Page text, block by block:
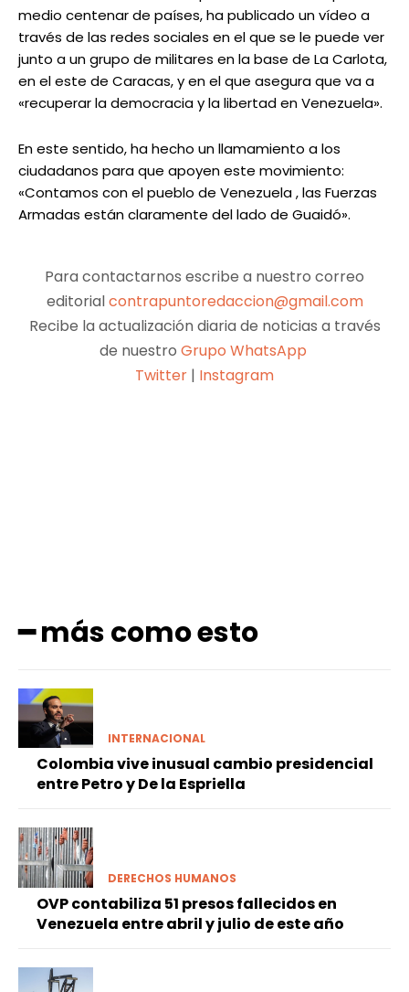
medio centenar de países, ha publicado un vídeo a
través de las redes sociales en el que se le puede ver
junto a un grupo de militares en la base de La Carlota,
en el este de Caracas, y en el que asegura que va a
«recuperar la democracia y la libertad en Venezuela».
En este sentido, ha hecho un llamamiento a los
ciudadanos para que apoyen este movimiento:
«Contamos con el pueblo de Venezuela , las Fuerzas
Armadas están claramente del lado de Guaidó».
Para contactarnos escribe a nuestro correo
editorialcontrapuntoredaccion@gmail.com
Recibe la actualización diaria de noticias a través
de nuestro Grupo WhatsApp
Twitter | Instagram
━ más como esto
INTERNACIONAL
Colombia vive inusual cambio presidencial
entre Petro y De la Espriella
DERECHOS HUMANOS
OVP contabiliza 51 presos fallecidos en
Venezuela entre abril y julio de este año